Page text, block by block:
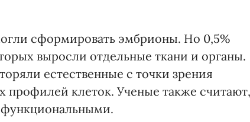
сформировать эмбрионы. Но 0,5%
выросли отдельные ткани и органы.
естественные с точки зрения
профилей клеток. Ученые также считают,